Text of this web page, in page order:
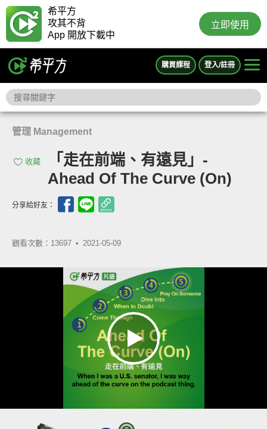
希平方
攻其不背
App 開放下載中
立即使用
購買課程 登入/註冊
管理 Management
收藏
「走在前端、有遠見」-
Ahead Of The Curve (On)
分享給好友：
觀看次數：13697 • 2021-05-09